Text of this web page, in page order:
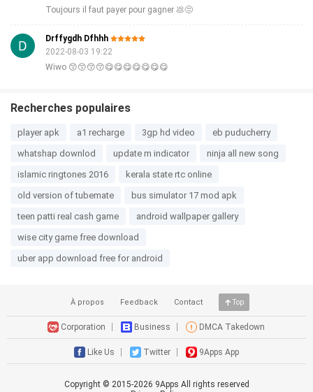
Toujours il faut payer pour gagner 💩😒
Drffygdh Dfhhh
2022-08-03 19:22
Wiwo 😙😙😙😙😋😋😋😋😋😋😋
Recherches populaires
player apk a1 recharge 3gp hd video
eb puducherry
whatshap downlod
update m indicator
ninja all new song
islamic ringtones 2016
kerala state rtc online
old version of tubemate
bus simulator 17 mod apk
teen patti real cash game
android wallpaper gallery
wise city game free download
uber app download free for android
À propos Feedback Contact Top
Corporation Business DMCA Takedown
Like Us Twitter 9Apps App
Copyright © 2015-2026 9Apps All rights reserved